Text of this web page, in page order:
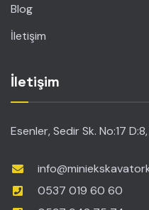
Blog
İletişim
İletişim
Esenler, Sedir Sk. No:17
0537 019 60 60